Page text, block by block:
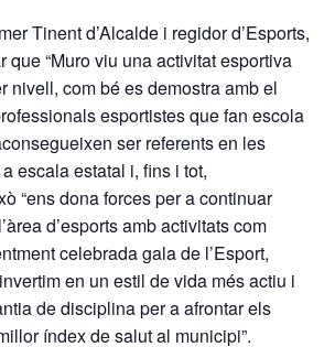
Tinent d’Alcalde i regidor d’Esports,
que “Muro viu una activitat esportiva
nivell, com bé es demostra amb el
esportistes que fan escola
ser referents en les
escala estatal i, fins i tot,
“ens dona forces per a continuar
d’esports amb activitats com
celebrada gala de l’Esport,
en un estil de vida més actiu i
de disciplina per a afrontar els
índex de salut al municipi”.